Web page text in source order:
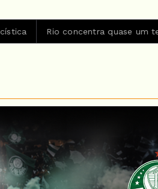
Rio concentra quase um terço de